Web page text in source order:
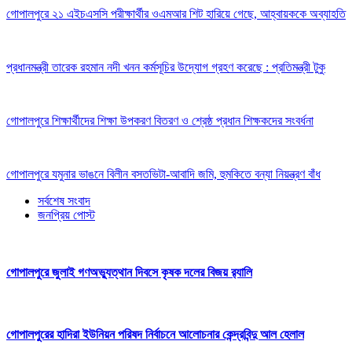
গোপালপুরে ২১ এইচএসসি পরীক্ষার্থীর ওএমআর শিট হারিয়ে গেছে, আহ্বায়ককে অব্যাহতি
প্রধানমন্ত্রী তারেক রহমান নদী খনন কর্মসূচির উদ্যোগ গ্রহণ করেছে : প্রতিমন্ত্রী টুকু
গোপালপুরে শিক্ষার্থীদের শিক্ষা উপকরণ বিতরণ ও শ্রেষ্ঠ প্রধান শিক্ষকদের সংবর্ধনা
গোপালপুরে যমুনার ভাঙনে বিলীন বসতভিটা-আবাদি জমি, হুমকিতে বন্যা নিয়ন্ত্রণ বাঁধ
সর্বশেষ সংবাদ
জনপ্রিয় পোস্ট
গোপালপুরে জুলাই গণঅভ্যুত্থান দিবসে কৃষক দলের বিজয় র‍্যালি
গোপালপুরের হাদিরা ইউনিয়ন পরিষদ নির্বাচনে আলোচনার কেন্দ্রবিন্দু আল হেলাল